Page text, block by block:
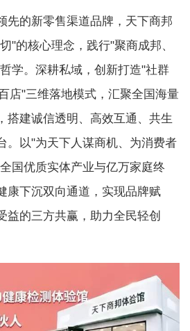
先的新零售渠道品牌，天下商邦
"的核心理念，践行"聚商成邦、
学。深耕私域，创新打造"社群
店"三维落地模式，汇聚全国海量
搭建诚信透明、高效互通、共生
。以"为天下人谋商机、为消费者
国优质实体产业与亿万家庭终
康下沉双向通道，实现品牌赋
益的三方共赢，助力全民轻创